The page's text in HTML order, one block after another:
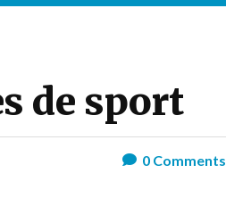
de sport
0Comments